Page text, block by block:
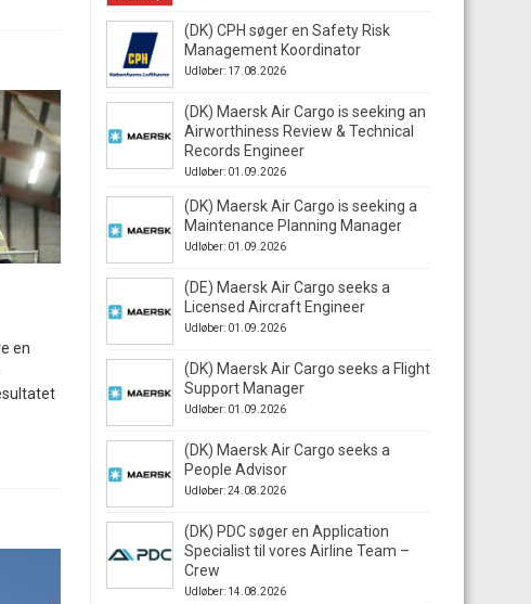
en
(DK) CPH søger en Safety Risk
Management Koordinator
Udløber: 17.08.2026
(DK) Maersk Air Cargo is seeking an
Airworthiness Review & Technical
Records Engineer
Udløber: 01.09.2026
(DK) Maersk Air Cargo is seeking a
Maintenance Planning Manager
Udløber: 01.09.2026
(DE) Maersk Air Cargo seeks a
Licensed Aircraft Engineer
Udløber: 01.09.2026
(DK) Maersk Air Cargo seeks a Flight
Support Manager
Udløber: 01.09.2026
(DK) Maersk Air Cargo seeks a
People Advisor
Udløber: 24.08.2026
(DK) PDC søger en Application
Specialist til vores Airline Team –
Crew
Udløber: 14.08.2026